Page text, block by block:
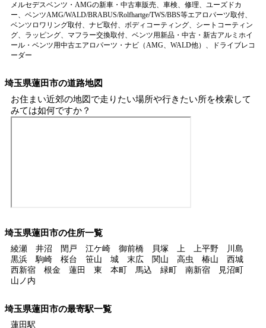
メルセデスベンツ・AMGの新車・中古車販売、車検、修理、ユーズドカ
ー、ベンツAMG/WALD/BRABUS/Rolfhartge/TWS/BBS等エアロパーツ取付、
ベンツロワリング取付、ナビ取付、ボディコーティング、シートコーティン
グ、ラッピング、マフラー交換取付、ベンツ用新品・中古・新古アルミホイ
ール・ベンツ用中古エアロパーツ・ナビ（AMG、WALD他）、ドライブレコ
ーダー
埼玉県蓮田市の道路地図
お住まい近郊の地図で走りたい場所や行きたい所を検索して
みては如何ですか？
埼玉県蓮田市の住所一覧
綾瀬 井沼 閏戸 江ケ崎 御前橋 貝塚 上 上平野 川島
黒浜 駒崎 桜台 笹山 城 末広 関山 高虫 椿山 西城
西新宿 根金 蓮田 東 本町 馬込 緑町 南新宿 見沼町
山ノ内
埼玉県蓮田市の最寄駅一覧
蓮田駅